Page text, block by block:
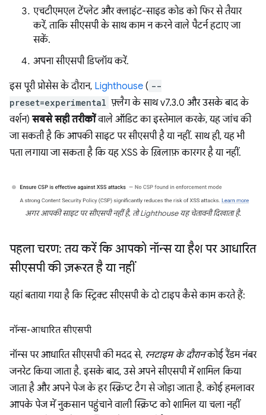
एचटीएमएल टेंप्लेट और क्लाइंट-साइड कोड को फिर से तैयार
करें, ताकि सीएसपी के साथ काम न करने वाले पैटर्न हटाए जा
सकें.
अपना सीएसपी डिप्लॉय करें.
इस पूरी प्रोसेस के दौरान, Lighthouse ( --
preset=experimental फ़्लैग के साथ v7.3.0 और उसके बाद के
वर्शन) सबसे सही तरीकोंवाले ऑडिट का इस्तेमाल करके, यह जांच की
जा सकती है कि आपकी साइट पर सीएसपी है या नहीं. साथ ही, यह भी
पता लगाया जा सकता है कि यह XSS के ख़िलाफ़ कारगर है या नहीं.
अगर आपकी साइट पर सीएसपी नहीं है, तो Lighthouse यह चेतावनी दिखाता है.
पहला चरण: तय करें कि आपको नॉन्स या हैश पर आधारित
सीएसपी की ज़रूरत है या नहीं
यहां बताया गया है कि स्ट्रिक्ट सीएसपी के दो टाइप कैसे काम करते हैं:
नॉन्स-आधारित सीएसपी
नॉन्स पर आधारित सीएसपी की मदद से, रनटाइम के दौरानकोई रैंडम नंबर
जनरेट किया जाता है. इसके बाद, उसे अपने सीएसपी में शामिल किया
जाता है और अपने पेज के हर स्क्रिप्ट टैग से जोड़ा जाता है. कोई हमलावर
आपके पेज में नुकसान पहुंचाने वाली स्क्रिप्ट को शामिल या चला नहीं